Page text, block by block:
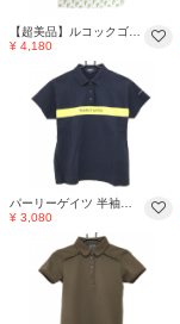
【超美品】ルコックゴルフ 半袖ポロシャツ 白×ライトグリーン ヤシの木総柄 ボタンダウン レディース M ゴルフウェア le coq sportif
¥ 4,180
パーリーゲイツ 半袖ポロシャツ ネイビー×イエロー 胸元ライン ロゴ 織生地 レディース 0(S) ゴルフウェア PEARLY GATES
¥ 3,080